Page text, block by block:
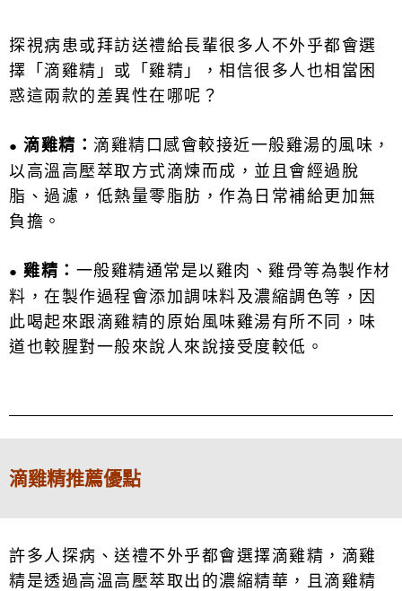
探視病患或拜訪送禮給長輩很多人不外乎都會選
擇「滴雞精」或「雞精」，相信很多人也相當困
惑這兩款的差異性在哪呢？
● 滴雞精： 滴雞精口感會較接近一般雞湯的風味，
以高溫高壓萃取方式滴煉而成，並且會經過脫
脂、過濾，低熱量零脂肪，作為日常補給更加無
負擔。
● 雞精： 一般雞精通常是以雞肉、雞骨等為製作材
料，在製作過程會添加調味料及濃縮調色等，因
此喝起來跟滴雞精的原始風味雞湯有所不同，味
道也較腥對一般來說人來說接受度較低。
滴雞精推薦優點
許多人探病、送禮不外乎都會選擇滴雞精，滴雞
精是透過高溫高壓萃取出的濃縮精華，且滴雞精